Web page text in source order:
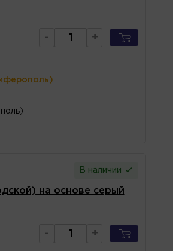
- +
В наличии
на основе серый
- +